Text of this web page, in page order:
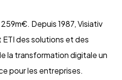
Depuis 1987, Visiativ
des solutions et des
la transformation digitale un
pour les entreprises.